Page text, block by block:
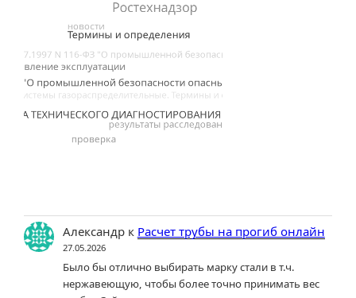
Александрк Расчет трубы на прогиб онлайн
27.05.2026
Было бы отлично выбирать марку стали в т.ч.
нержавеющую, чтобы более точно принимать вес